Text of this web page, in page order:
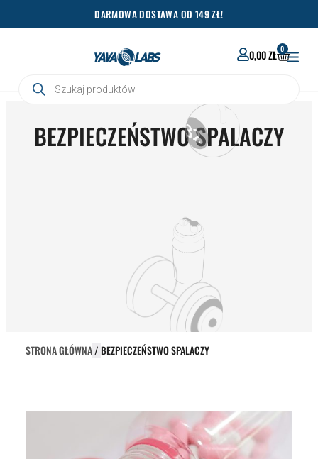
DARMOWA DOSTAWA OD 149 ZŁ!
produktów
0,00ZŁ 0
WÓZEK
BEZPIECZEŃSTWO SPALACZY
STRONA GŁÓWNA/BEZPIECZEŃSTWO SPALACZY